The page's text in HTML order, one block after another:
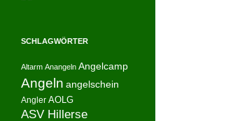
SCHLAGWÖRTER
Altarm Anangeln Angelcamp
Angeln angelschein
Angler AOLG
ASV Hillerse